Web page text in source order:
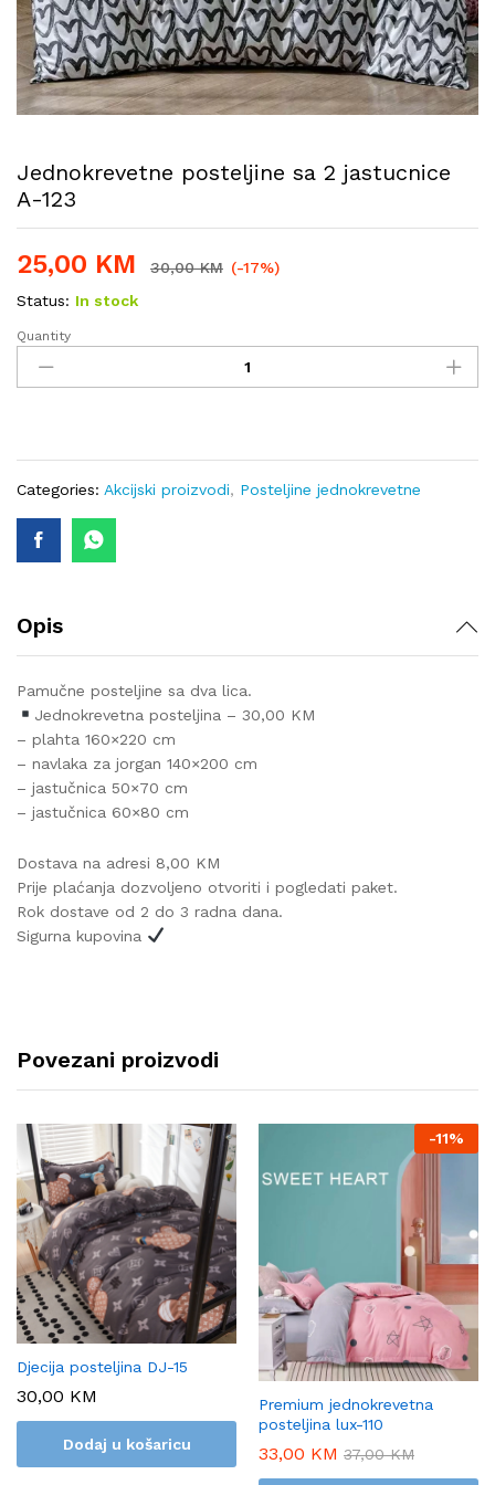
Jednokrevetne posteljine sa 2 jastucnice
A-123
25,00 KM 30,00KM (-17%)
Status: In stock
Jednokrevetne
posteljine
sa
A-
123
Quantity
Categories: Akcijski proizvodi, Posteljine jednokrevetne
Opis
Pamučne posteljine sa dva lica.
Jednokrevetna posteljina – 30,00 KM
– plahta 160×220 cm
– navlaka za jorgan 140×200 cm
– jastučnica 50×70 cm
– jastučnica 60×80 cm
Dostava na adresi 8,00 KM
Prije plaćanja dozvoljeno otvoriti i pogledati paket.
Rok dostave od 2 do 3 radna dana.
Sigurna kupovina
Povezani proizvodi
Djecija posteljina DJ-15
30,00 KM
Dodaj u košaricu
-11%
Premium jednokrevetna
posteljina lux-110
33,00 KM 37,00KM